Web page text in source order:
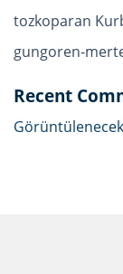
tozkoparan
gungoren-
Recent